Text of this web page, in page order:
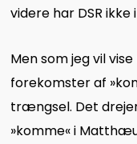
videre har DSR
Men som jeg vil
forekomster af
trængsel. Det
»komme« i